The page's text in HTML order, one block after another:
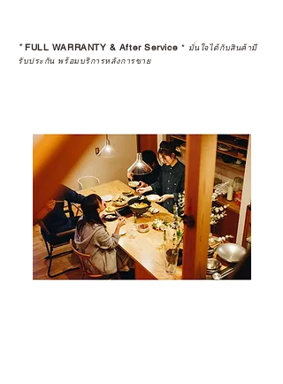
*FULL WARRANTY & After Service * มั่นใจได้กับสินค้ามี
รับประกัน พร้อมบริการหลังการขาย